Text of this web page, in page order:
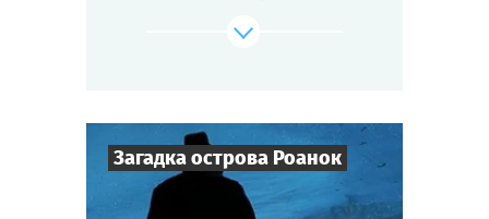
сообщит нам бесплотный дух?
Cыграть Смотреть сценарий
Загадка острова Роанок